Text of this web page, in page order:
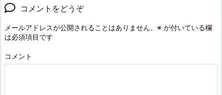
コメントをどうぞ
メールアドレスが公開されることはありません。 ※ が付いている欄
は必須項目です
コメント